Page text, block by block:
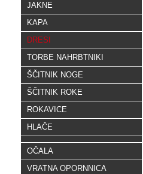
JAKNE
KAPA
DRESI
TORBE NAHRBTNIKI
ŠČITNIK NOGE
ŠČITNIK ROKE
ROKAVICE
HLAČE
OČALA
VRATNA OPORNNICA